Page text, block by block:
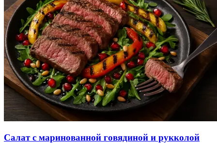
Салат с маринованной говядиной и рукколой